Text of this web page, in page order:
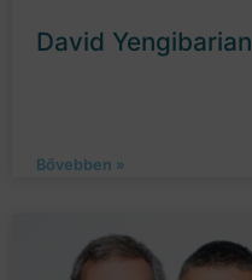
David Yengibarian
Bővebben »